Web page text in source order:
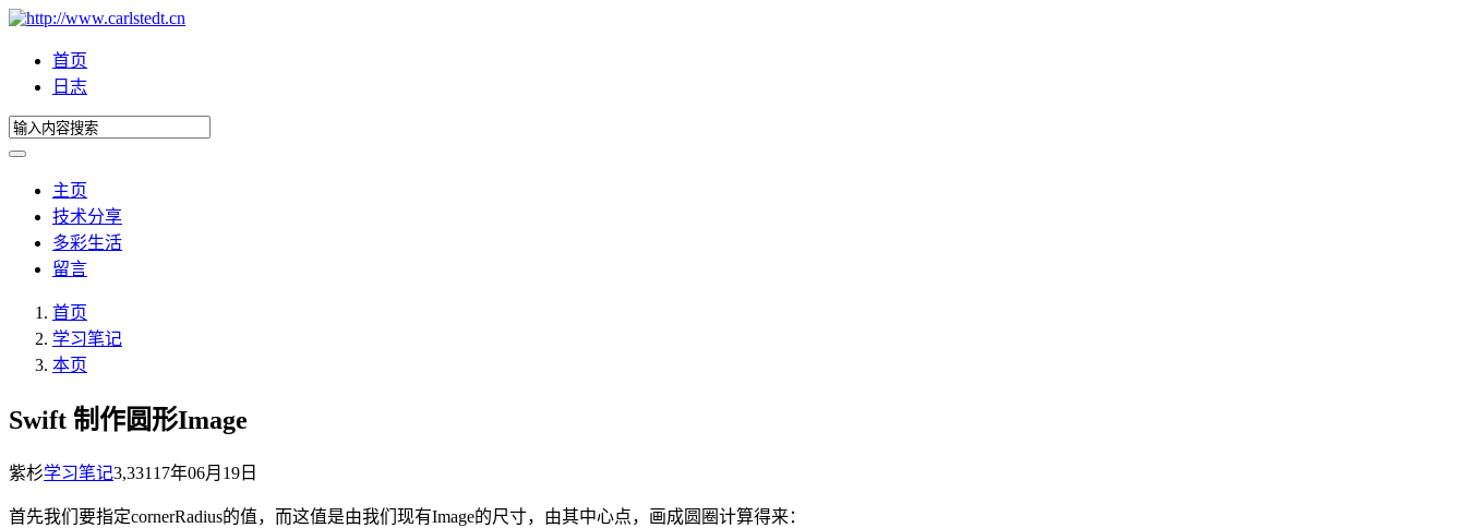
首页
日志
主页
技术分享
多彩生活
留言
首页
学习笔记
本页
Swift 制作圆形Image
紫杉学习笔记3,331 17年06月19日
首先我们要指定cornerRadius的值，而这值是由我们现有Image的尺寸，由其中心点，画成圆圈计算得来：